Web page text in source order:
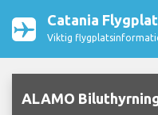
Catania
Viktig
ALAMO